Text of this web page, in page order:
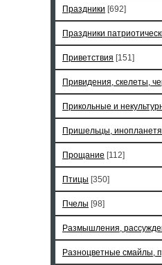
Праздники [692]
Праздники
Приветствия [151]
Привидения, скелеты,
Прикольные и
Пришельцы,
Прощание [112]
Птицы [350]
Пчелы [98]
Размышления,
Разноцветные смайлы,